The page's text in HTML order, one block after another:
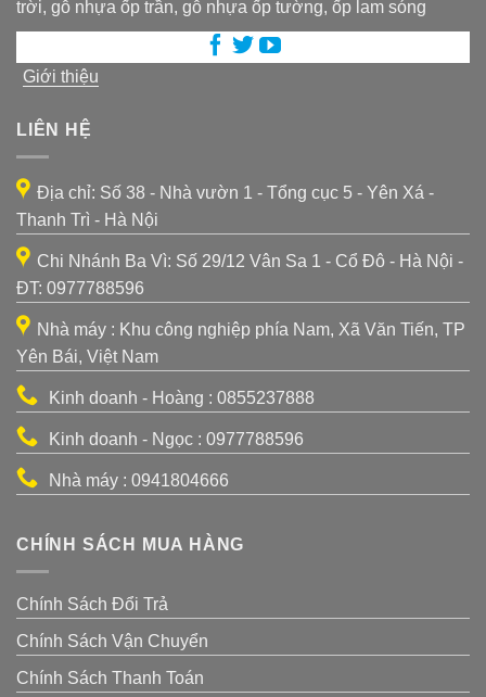
trời, gỗ nhựa ốp trần, gỗ nhựa ốp tường, ốp lam sóng
Giới thiệu
LIÊN HỆ
Địa chỉ: Số 38 - Nhà vườn 1 - Tổng cục 5 - Yên Xá -
Thanh Trì - Hà Nội
Chi Nhánh Ba Vì: Số 29/12 Vân Sa 1 - Cổ Đô - Hà Nội -
ĐT: 0977788596
Nhà máy : Khu công nghiệp phía Nam, Xã Văn Tiến, TP
Yên Bái, Việt Nam
Kinh doanh - Hoàng : 0855237888
Kinh doanh - Ngọc : 0977788596
Nhà máy : 0941804666
CHÍNH SÁCH MUA HÀNG
Chính Sách Đổi Trả
Chính Sách Vận Chuyển
Chính Sách Thanh Toán